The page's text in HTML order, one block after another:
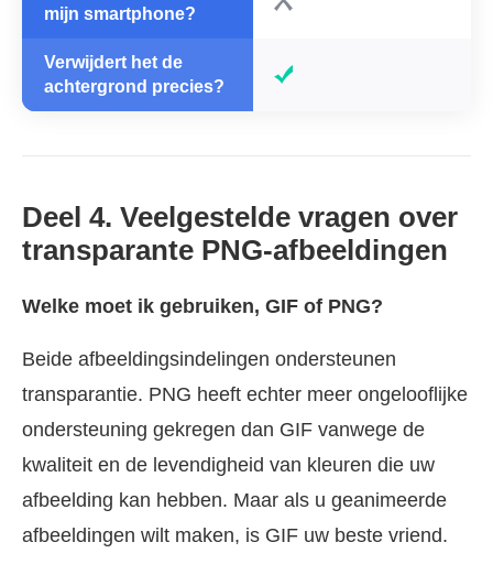
mijn smartphone?
Verwijdert het de
achtergrond precies?
Deel 4. Veelgestelde vragen over
transparante PNG-afbeeldingen
Welke moet ik gebruiken, GIF of PNG?
Beide afbeeldingsindelingen ondersteunen
transparantie. PNG heeft echter meer ongelooflijke
ondersteuning gekregen dan GIF vanwege de
kwaliteit en de levendigheid van kleuren die uw
afbeelding kan hebben. Maar als u geanimeerde
afbeeldingen wilt maken, is GIF uw beste vriend.